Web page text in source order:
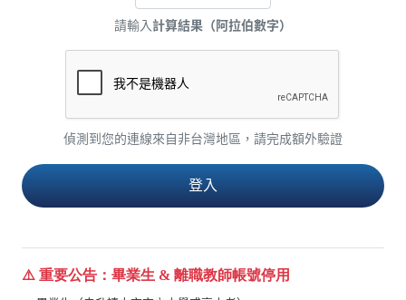
請輸入計算結果（阿拉伯數字）
偵測到您的連線來自非台灣地區，請完成額外驗證
⚠️ 重要公告：畢業生 & 離職教師帳號停用